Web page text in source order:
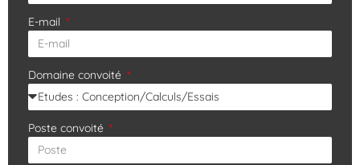
E-mail
Domaine convoité
Poste convoité